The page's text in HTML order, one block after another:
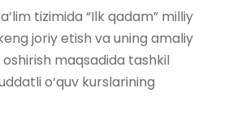
tizimida “Ilk qadam” milliy
joriy etish va uning amaliy
maqsadida tashkil
o‘quv kurslarining